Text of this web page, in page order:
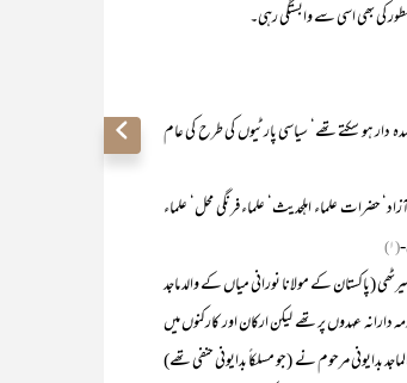
کی بھی اسی سے وابستگی رہی۔
ہو سکتے تھے‘ سیاسی پارٹیوں کی طرح کی عام
حضرات علماء اہلحدیث‘ علماء فرنگی محل‘ علماء
(۱)
(پاکستان کے مولانا نورانی میاں کے والد ماجد
عہدوں پر تھے لیکن ارکان اور کارکنوں میں
بدایونی مرحوم نے (جو مسلکاً بدایونی حنفی تھے)